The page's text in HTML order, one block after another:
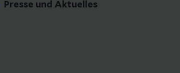
Presse und Aktuelles